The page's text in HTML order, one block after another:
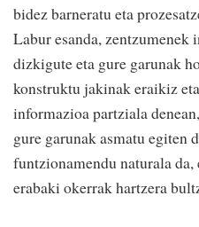
bidez barneratu eta
Labur esanda,
dizkigute eta gure garunak
konstruktu jakinak eraikiz
informazioa partziala
gure garunak asmatu egiten
funtzionamendu naturala da,
erabaki okerrak hartzera